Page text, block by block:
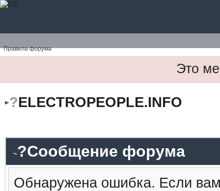
Правила форума
Это
?ELECTROPEOPLE.INFO
?Сообщение форума
Обнаружена ошибка. Если